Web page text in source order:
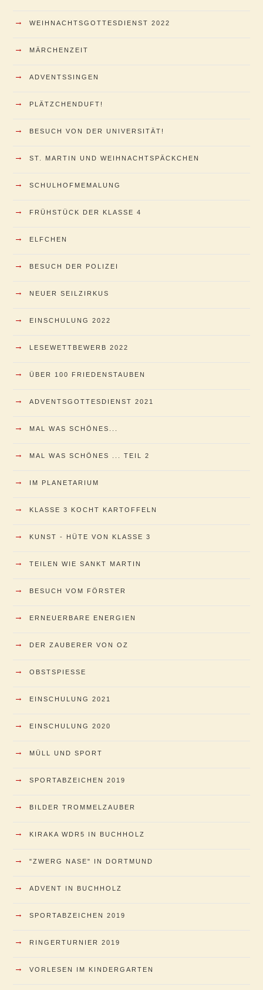
→ WEIHNACHTSGOTTESDIENST 2022
→ MÄRCHENZEIT
→ ADVENTSSINGEN
→ PLÄTZCHENDUFT!
→ BESUCH VON DER UNIVERSITÄT!
→ ST. MARTIN UND WEIHNACHTSPÄCKCHEN
→ SCHULHOFMEMALUNG
→ FRÜHSTÜCK DER KLASSE 4
→ ELFCHEN
→ BESUCH DER POLIZEI
→ NEUER SEILZIRKUS
→ EINSCHULUNG 2022
→ LESEWETTBEWERB 2022
→ ÜBER 100 FRIEDENSTAUBEN
→ ADVENTSGOTTESDIENST 2021
→ MAL WAS SCHÖNES...
→ MAL WAS SCHÖNES ... TEIL 2
→ IM PLANETARIUM
→ KLASSE 3 KOCHT KARTOFFELN
→ KUNST - HÜTE VON KLASSE 3
→ TEILEN WIE SANKT MARTIN
→ BESUCH VOM FÖRSTER
→ ERNEUERBARE ENERGIEN
→ DER ZAUBERER VON OZ
→ OBSTSPIESSE
→ EINSCHULUNG 2021
→ EINSCHULUNG 2020
→ MÜLL UND SPORT
→ SPORTABZEICHEN 2019
→ BILDER TROMMELZAUBER
→ KIRAKA WDR5 IN BUCHHOLZ
→ "ZWERG NASE" IN DORTMUND
→ ADVENT IN BUCHHOLZ
→ SPORTABZEICHEN 2019
→ RINGERTURNIER 2019
→ VORLESEN IM KINDERGARTEN